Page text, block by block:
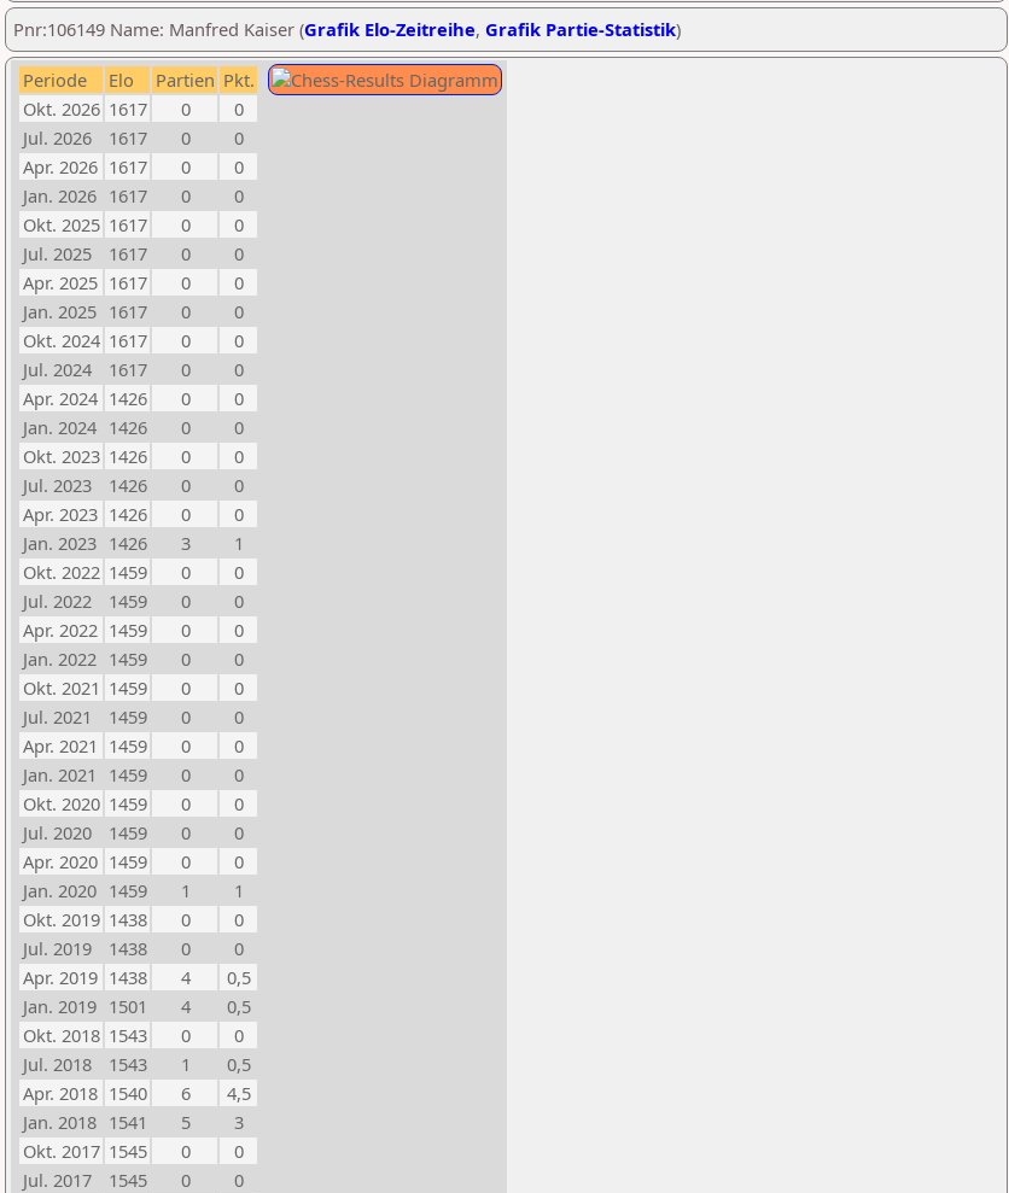
Pnr:106149 Name: Manfred Kaiser (Grafik Elo-Zeitreihe, Grafik Partie-Statistik)
Periode Elo Partien Pkt.
Okt. 2026 1617 0
0
Jul. 2026
1617 0
0
Apr. 2026 1617 0
0
Jan. 2026 1617 0
0
Okt. 2025 1617 0
0
Jul. 2025
1617 0
0
Apr. 2025 1617 0
0
Jan. 2025 1617 0
0
Okt. 2024 1617 0
0
Jul. 2024
1617 0
0
Apr. 2024 1426 0
0
Jan. 2024 1426 0
0
Okt. 2023 1426 0
0
Jul. 2023
1426 0
0
Apr. 2023 1426 0
0
Jan. 2023 1426 3
1
Okt. 2022 1459 0
0
Jul. 2022
1459 0
0
Apr. 2022 1459 0
0
Jan. 2022 1459 0
0
Okt. 2021 1459 0
0
Jul. 2021
1459 0
0
Apr. 2021 1459 0
0
Jan. 2021
1459 0
0
Okt. 2020 1459 0
0
Jul. 2020
1459 0
0
Apr. 2020 1459 0
0
Jan. 2020 1459 1
1
Okt. 2019 1438 0
0
Jul. 2019
1438 0
0
Apr. 2019 1438 4
0,5
Jan. 2019 1501 4
0,5
Okt. 2018 1543 0
0
Jul. 2018
1543 1
0,5
Apr. 2018 1540 6
4,5
Jan. 2018 1541 5
3
Okt. 2017 1545 0
0
Jul. 2017
1545 0
0